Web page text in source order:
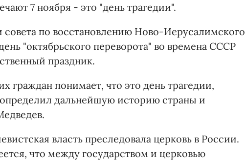
7 ноября - это "день трагедии".
совета по восстановлению Ново-Иерусалимского
"октябрьского переворота" во времена СССР
праздник.
граждан понимает, что это день трагедии,
дальнейшую историю страны и
власть преследовала церковь в России.
что между государством и церковью